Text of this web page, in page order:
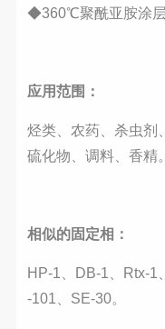
◆360℃聚酰亚胺涂层
应用范围：
烃类、农药、杀虫剂
硫化物、调料、香精。
相似的固定相：
HP-1、DB-1、Rtx-1
-101、SE-30。